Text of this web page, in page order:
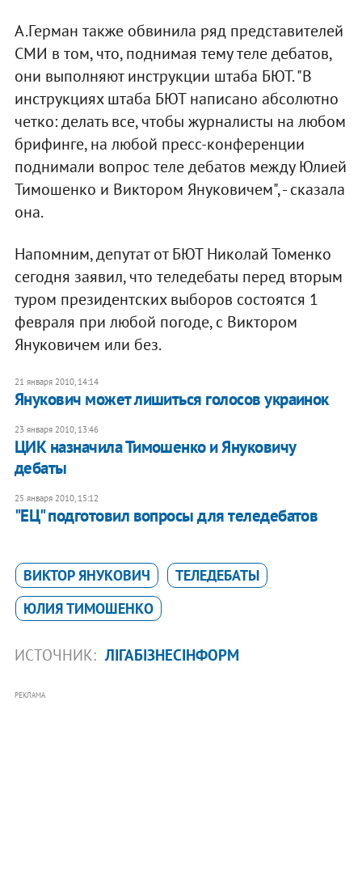
А.Герман также обвинила ряд представителей
СМИ в том, что, поднимая тему теле дебатов,
они выполняют инструкции штаба БЮТ. "В
инструкциях штаба БЮТ написано абсолютно
четко: делать все, чтобы журналисты на любом
брифинге, на любой пресс-конференции
поднимали вопрос теле дебатов между Юлией
Тимошенко и Виктором Януковичем", - сказала
она.
Напомним, депутат от БЮТ Николай Томенко
сегодня заявил, что теледебаты перед вторым
туром президентских выборов состоятся 1
февраля при любой погоде, с Виктором
Януковичем или без.
21 января 2010, 14:14
Янукович может лишиться голосов украинок
23 января 2010, 13:46
ЦИК назначила Тимошенко и Януковичу
дебаты
25 января 2010, 15:12
"ЕЦ" подготовил вопросы для теледебатов
ВИКТОР ЯНУКОВИЧ
ТЕЛЕДЕБАТЫ
ЮЛИЯ ТИМОШЕНКО
ИСТОЧНИК: ЛІГАБІЗНЕСІНФОРМ
РЕКЛАМА